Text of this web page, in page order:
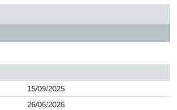
15/09/2025
26/06/2026